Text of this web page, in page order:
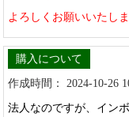
よろしくお願いいたしま
購入について
作成時間： 2024-10-26
法人なのですが、イン